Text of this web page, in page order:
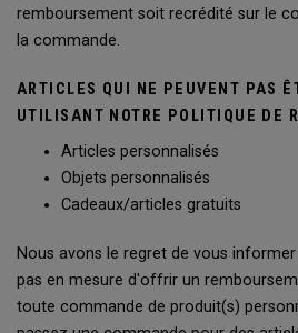
remboursement soit recrédité sur le
la commande.
ARTICLES QUI NE PEUVENT PAS
UTILISANT NOTRE POLITIQUE DE
Articles personnalisés
Objets personnalisés
Cadeaux/articles gratuits
Nous avons le regret de vous
pas en mesure d'offrir un
toute commande de produit(s)